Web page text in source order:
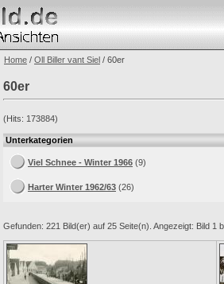
Home / Oll Biller vant Siel / 60er
60er
(Hits: 173884)
Unterkategorien
Viel Schnee - Winter 1966 (9)
Harter Winter 1962/63 (26)
Gefunden: 221 Bild(er) auf 25 Seite(n). Angezeigt: Bild 1